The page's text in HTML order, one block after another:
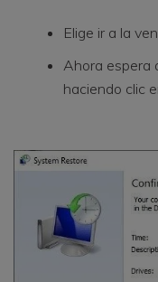
Elige ir a la
Ahora espera
haciendo clic